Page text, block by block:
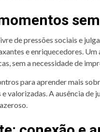
de pressões sociais e
e enriquecedores.
sem a necessidade de
para aprender mais
valorizadas. A ausência